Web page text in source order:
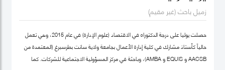
زميل باحث (غير مقيم)
حصلت يوليا على درجة الدكتوراه في الاقتصاد (علوم الإدارة) في عام 2015، وهي تعمل
حالياً كأستاذ مشارك في كلية إدارة الأعمال بجامعة ولاية سانت بطرسبرغ (المعتمدة من
AACSB و EQUIS و AMBA)، وباحثة في مركز المسؤولية الاجتماعية للشركات. كما